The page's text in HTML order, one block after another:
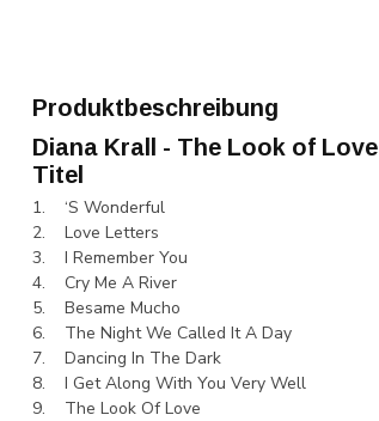
Produktbeschreibung
Diana Krall - The Look of Love
Titel
1. ‘S Wonderful
2. Love Letters
3. I Remember You
4. Cry Me A River
5. Besame Mucho
6. The Night We Called It A Day
7. Dancing In The Dark
8. I Get Along With You Very Well
9. The Look Of Love